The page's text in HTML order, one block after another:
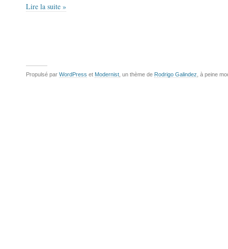
Lire la suite »
Propulsé par WordPress et Modernist , un thème de Rodrigo Galindez , à peine